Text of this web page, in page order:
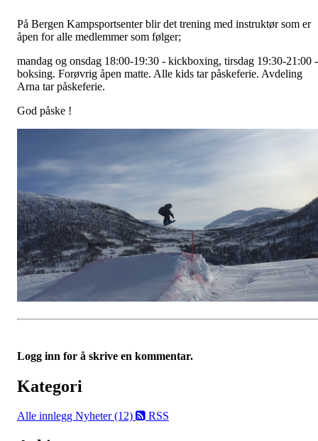
På Bergen Kampsportsenter blir det trening med instruktør som er
åpen for alle medlemmer som følger;
mandag og onsdag 18:00-19:30 - kickboxing, tirsdag 19:30-21:00 -
boksing. Forøvrig åpen matte. Alle kids tar påskeferie. Avdeling
Arna tar påskeferie.
God påske !
Logg inn for å skrive en kommentar.
Kategori
Alle innlegg Nyheter (12) RSS